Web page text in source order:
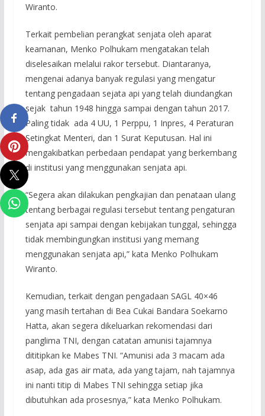
Wiranto.
Terkait pembelian perangkat senjata oleh aparat
keamanan, Menko Polhukam mengatakan telah
diselesaikan melalui rakor tersebut. Diantaranya,
mengenai adanya banyak regulasi yang mengatur
tentang pengadaan sejata api yang telah diundangkan
sejak tahun 1948 hingga sampai dengan tahun 2017.
Paling tidak ada 4 UU, 1 Perppu, 1 Inpres, 4 Peraturan
Setingkat Menteri, dan 1 Surat Keputusan. Hal ini
mengakibatkan perbedaan pendapat yang berkembang
di institusi yang menggunakan senjata api.
“Segera akan dilakukan pengkajian dan penataan ulang
tentang berbagai regulasi tersebut tentang pengaturan
senjata api sampai dengan kebijakan tunggal, sehingga
tidak membingungkan institusi yang memang
menggunakan senjata api,” kata Menko Polhukam
Wiranto.
Kemudian, terkait dengan pengadaan SAGL 40×46
yang masih tertahan di Bea Cukai Bandara Soekarno
Hatta, akan segera dikeluarkan rekomendasi dari
panglima TNI, dengan catatan amunisi tajamnya
dititipkan ke Mabes TNI. “Amunisi ada 3 macam ada
asap, ada gas air mata, ada yang tajam, nah tajamnya
ini nanti titip di Mabes TNI sehingga setiap jika
dibutuhkan ada prosesnya,” kata Menko Polhukam.